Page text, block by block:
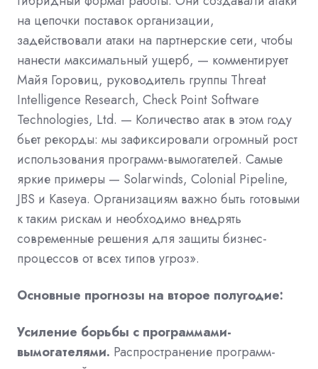
на цепочки поставок организации,
задействовали атаки на партнерские сети, чтобы
нанести максимальный ущерб, — комментирует
Майя Горовиц, руководитель группы Threat
Intelligence Research, Check Point Software
Technologies, Ltd. — Количество атак в этом году
бьет рекорды: мы зафиксировали огромный рост
использования программ-вымогателей. Самые
яркие примеры — Solarwinds, Colonial Pipeline,
JBS и Kaseya. Организациям важно быть готовыми
к таким рискам и необходимо внедрять
современные решения для защиты бизнес-
процессов от всех типов угроз».
Основные прогнозы на второе полугодие:
Усиление борьбы с программами-
вымогателями. Распространение программ-